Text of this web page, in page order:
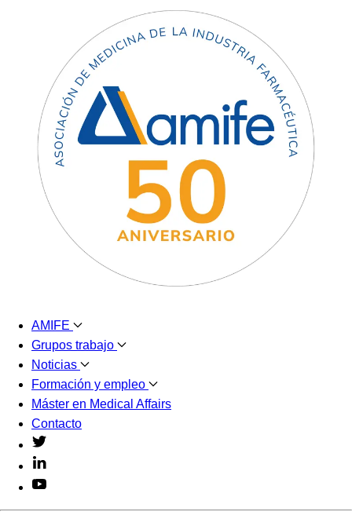
AMIFE
Grupos trabajo
Noticias
Formación y empleo
Máster en Medical Affairs
Contacto